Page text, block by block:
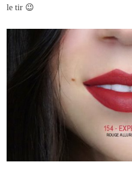
le tir 😉